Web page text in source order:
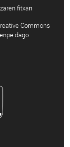
fitxan.
Commons
dago.